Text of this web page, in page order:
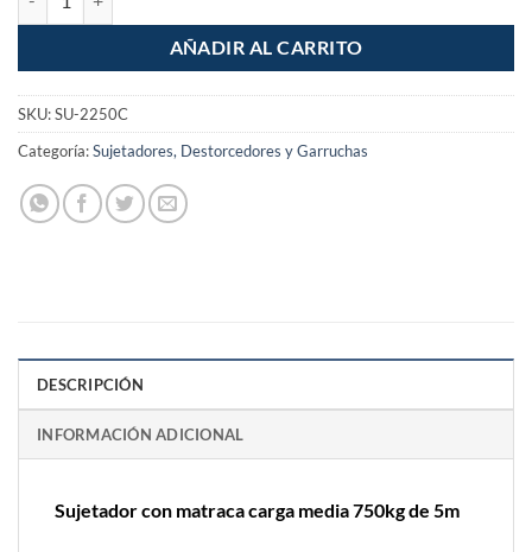
AÑADIR AL CARRITO
SKU:SU-2250C
Categoría:Sujetadores, Destorcedores y Garruchas
DESCRIPCIÓN
INFORMACIÓN ADICIONAL
Sujetador con matraca carga media 750kg de 5m